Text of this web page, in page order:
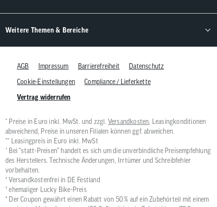
Weitere Themen & Bereiche
AGB Impressum Barrierefreiheit
Datenschutz
Cookie-Einstellungen
Compliance / Lieferkette
Vertrag widerrufen
* Preise in Euro inkl. MwSt. und zzgl. Versandkosten , Leasingkonditionen
abweichend, Preise in unseren Filialen können ggf. abweichen.
** Leasingpreis in Euro inkl. MwSt
¹ Bei "statt-Preisen" handelt es sich um die unverbindliche Preisempfehlung
des Herstellers. Technische Änderungen, Irrtümer und Schreibfehler
vorbehalten.
² Versandkostenfrei in DE Festland
³ ehemaliger Lucky Bike-Preis
⁴ Der Coupon gewährt einen Rabatt von 50 % auf ein Zubehörteil mit einem